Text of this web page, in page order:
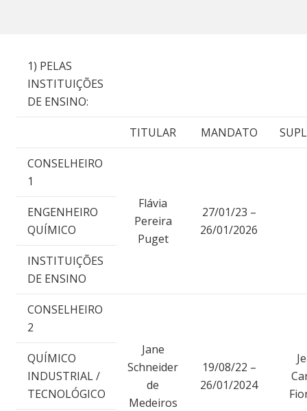
1) PELAS
INSTITUIÇÕES
DE ENSINO:
TITULAR MANDATO
CONSELHEIRO
1
Flávia
Pereira
Puget
27/01/23 –
26/01/2026
ENGENHEIRO
QUÍMICO
INSTITUIÇÕES
DE ENSINO
CONSELHEIRO
2
Jane
Schneider
de
Medeiros
19/08/22 –
26/01/2024
QUÍMICO
INDUSTRIAL /
TECNOLÓGICO